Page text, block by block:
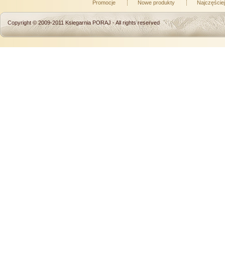
Promocje Nowe produkty
Copyright © 2009-2011 Ksiegarnia PORAJ- All rights reserved